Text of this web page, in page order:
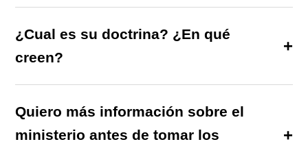
¿Cual es su doctrina? ¿En qué
creen?
Quiero más información sobre el
ministerio antes de tomar los